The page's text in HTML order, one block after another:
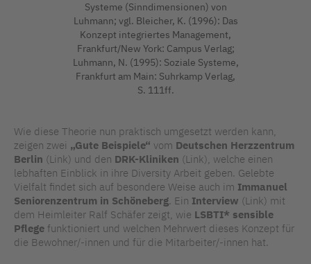
Systeme (Sinndimensionen) von
Luhmann; vgl. Bleicher, K. (1996): Das
Konzept integriertes Management,
Frankfurt/New York: Campus Verlag;
Luhmann, N. (1995): Soziale Systeme,
Frankfurt am Main: Suhrkamp Verlag,
S. 111ff.
Wie diese Theorie nun praktisch umgesetzt werden kann,
zeigen zwei „Gute Beispiele“ vom Deutschen Herzzentrum
Berlin (Link) und den DRK-Kliniken (Link), welche einen
lebhaften Einblick in ihre Diversity Arbeit geben. Gelebte
Vielfalt findet sich auf besondere Weise auch im Immanuel
Seniorenzentrum in Schöneberg. Ein Interview (Link) mit
dem Heimleiter Ralf Schäfer zeigt, wie LSBTI* sensible
Pflege funktioniert und welchen Mehrwert dieses Konzept für
die Bewohner/-innen und für die Mitarbeiter/-innen hat.